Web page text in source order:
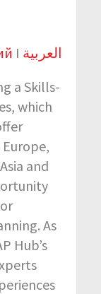
I العربية
a Skills-
which
and
As
Hub’s